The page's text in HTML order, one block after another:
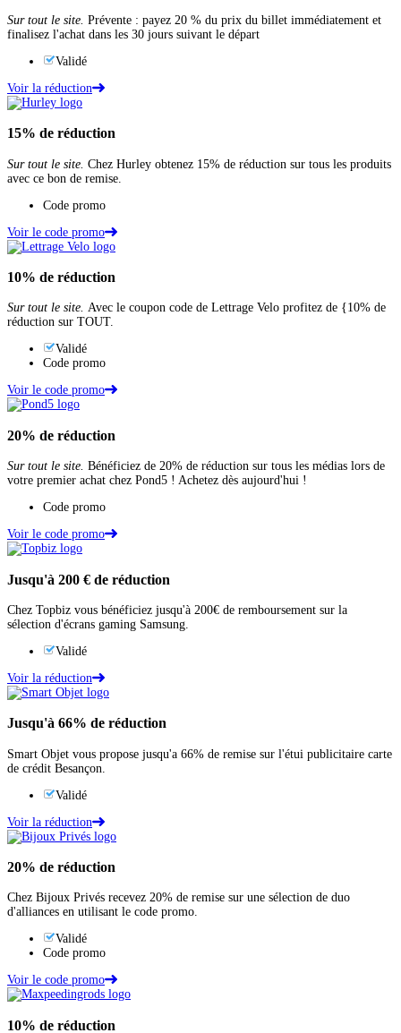
Sur tout le site. Prévente : payez 20 % du prix du billet immédiatement et
finalisez l'achat dans les 30 jours suivant le départ
Validé
Voir la réduction
15% de réduction
Sur tout le site. Chez Hurley obtenez 15% de réduction sur tous les produits
avec ce bon de remise.
Code promo
Voir le code promo
10% de réduction
Sur tout le site. Avec le coupon code de Lettrage Velo profitez de {10% de
réduction sur TOUT.
Validé
Code promo
Voir le code promo
20% de réduction
Sur tout le site. Bénéficiez de 20% de réduction sur tous les médias lors de
votre premier achat chez Pond5 ! Achetez dès aujourd'hui !
Code promo
Voir le code promo
Jusqu'à 200 € de réduction
Chez Topbiz vous bénéficiez jusqu'à 200€ de remboursement sur la
sélection d'écrans gaming Samsung.
Validé
Voir la réduction
Jusqu'à 66% de réduction
Smart Objet vous propose jusqu'a 66% de remise sur l'étui publicitaire carte
de crédit Besançon.
Validé
Voir la réduction
20% de réduction
Chez Bijoux Privés recevez 20% de remise sur une sélection de duo
d'alliances en utilisant le code promo.
Validé
Code promo
Voir le code promo
10% de réduction